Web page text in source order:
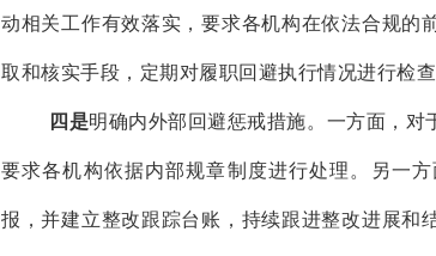
动相关工作有效落实，要求各机构在依法合规的
取和核实手段，定期对履职回避执行情况进行检查
四是明确内外部回避惩戒措施。一方面，
要求各机构依据内部规章制度进行处理。另一
报，并建立整改跟踪台账，持续跟进整改进展和